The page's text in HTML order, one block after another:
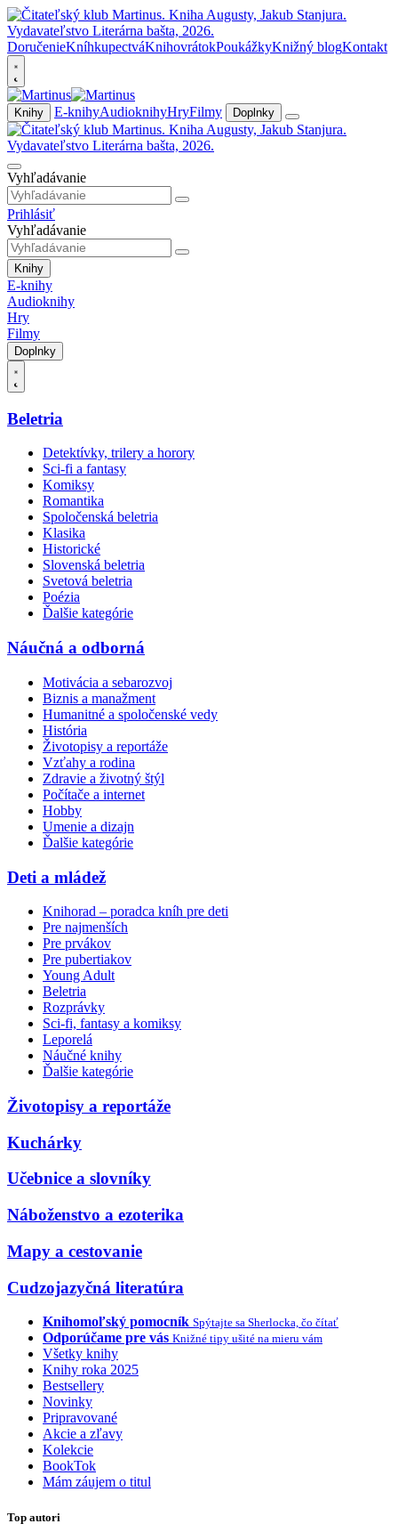
DoručenieKníhkupectváKnihovrátokPoukážkyKnižný blogKontakt
Knihy E-knihyAudioknihyHryFilmy Doplnky
Vyhľadávanie
Prihlásiť
Vyhľadávanie
Knihy
E-knihy
Audioknihy
Hry
Filmy
Doplnky
Beletria
Detektívky, trilery a horory
Sci-fi a fantasy
Komiksy
Romantika
Spoločenská beletria
Klasika
Historické
Slovenská beletria
Svetová beletria
Poézia
Ďalšie kategórie
Náučná a odborná
Motivácia a sebarozvoj
Biznis a manažment
Humanitné a spoločenské vedy
História
Životopisy a reportáže
Vzťahy a rodina
Zdravie a životný štýl
Počítače a internet
Hobby
Umenie a dizajn
Ďalšie kategórie
Deti a mládež
Knihorad – poradca kníh pre deti
Pre najmenších
Pre prvákov
Pre pubertiakov
Young Adult
Beletria
Rozprávky
Sci-fi, fantasy a komiksy
Leporelá
Náučné knihy
Ďalšie kategórie
Životopisy a reportáže
Kuchárky
Učebnice a slovníky
Náboženstvo a ezoterika
Mapy a cestovanie
Cudzojazyčná literatúra
Knihomoľský pomocník Spýtajte sa Sherlocka, čo čítať
Odporúčame pre vás Knižné tipy ušité na mieru vám
Všetky knihy
Knihy roka 2025
Bestsellery
Novinky
Pripravované
Akcie a zľavy
Kolekcie
BookTok
Mám záujem o titul
Top autori